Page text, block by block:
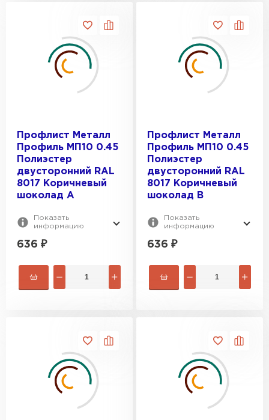
Профлист Металл
Профиль МП10 0.45
Полиэстер
двусторонний RAL
8017 Коричневый
шоколад A
Показать
информацию
636 ₽
Профлист Металл
Профиль МП10 0.45
Полиэстер
двусторонний RAL
8017 Коричневый
шоколад B
Показать
информацию
636 ₽